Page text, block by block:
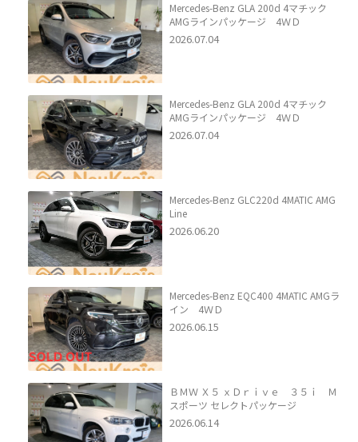
Mercedes-Benz GLA 200d 4マチック
AMGラインパッケージ 4ＷＤ
2026.07.04
Mercedes-Benz GLA 200d 4マチック
AMGラインパッケージ 4ＷＤ
2026.07.04
Mercedes-Benz GLC220d 4MATIC AMG
Line
2026.06.20
Mercedes-Benz EQC400 4MATIC AMGラ
イン 4ＷＤ
2026.06.15
ＢＭＷ Ｘ５ ｘＤｒｉｖｅ ３５ｉ Ｍ
スポーツ セレクトパッケージ
2026.06.14